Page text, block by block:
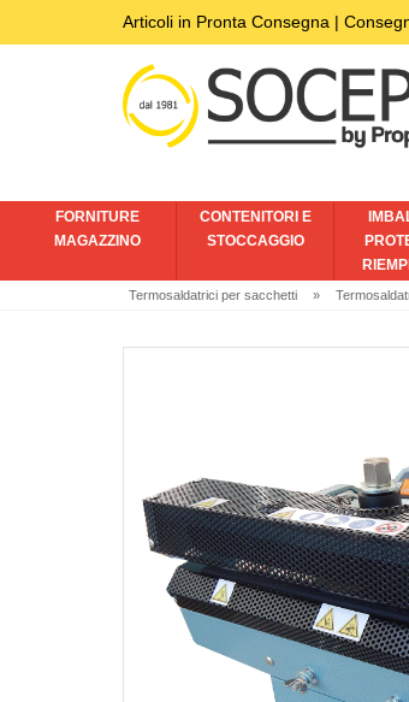
Articoli in Pronta Consegna |
FORNITURE
MAGAZZINO
CONTENITORI E
STOCCAGGIO
Termosaldatrici per sacchetti »